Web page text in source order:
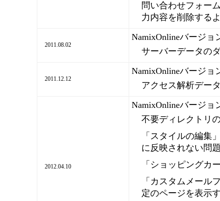
問い合わせフォー
力内容を削除する
2011.08.02
NamixOnlineバージョ
サーバーデータの
2011.12.12
NamixOnlineバージョ
アクセス解析デー
2012.04.10
NamixOnlineバージョ
不要ディレクトリ
「スタイルの編集
に反映されない問
「ショッピングカ
「カスタムメール
定のページを表示